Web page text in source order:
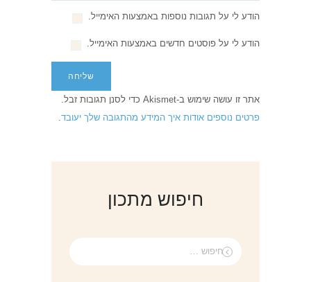
הודע לי על תגובות נוספות באמצעות האימייל.
הודע לי על פוסטים חדשים באמצעות האימייל.
אתר זו עושה שימוש ב-Akismet כדי לסנן תגובות זבל.
פרטים נוספים אודות איך המידע מהתגובה שלך יעובד.
חיפוש מתכון
חיפוש: